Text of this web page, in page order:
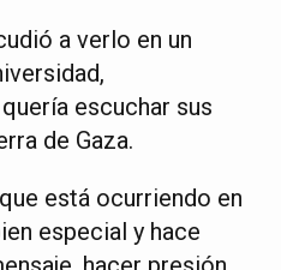
a verlo en un
escuchar sus
de Gaza.
está ocurriendo en
especial y hace